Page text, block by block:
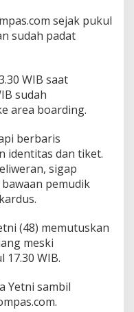
sejak pukul
sudah padat
WIB saat
sudah
area boarding.
berbaris
identitas dan tiket.
sigap
pemudik
(48) memutuskan
meski
WIB.
Yetni sambil